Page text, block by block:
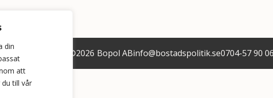
din
att
du till vår
©2026 Bopol ABinfo@bostadspolitik.se0704-57 90 06